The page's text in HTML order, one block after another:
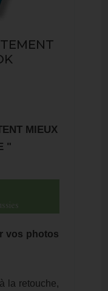
MIEUX
"
vos photos
la retouche,